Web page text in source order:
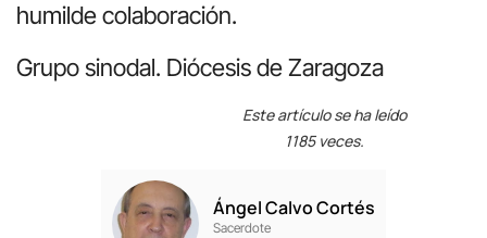
humilde colaboración.
Grupo sinodal. Diócesis de Zaragoza
Este artículo se ha leído
1185 veces.
Ángel Calvo Cortés
Sacerdote